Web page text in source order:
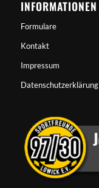
INFORMATIONEN
Formulare
Kontakt
Impressum
Datenschutzerklärung